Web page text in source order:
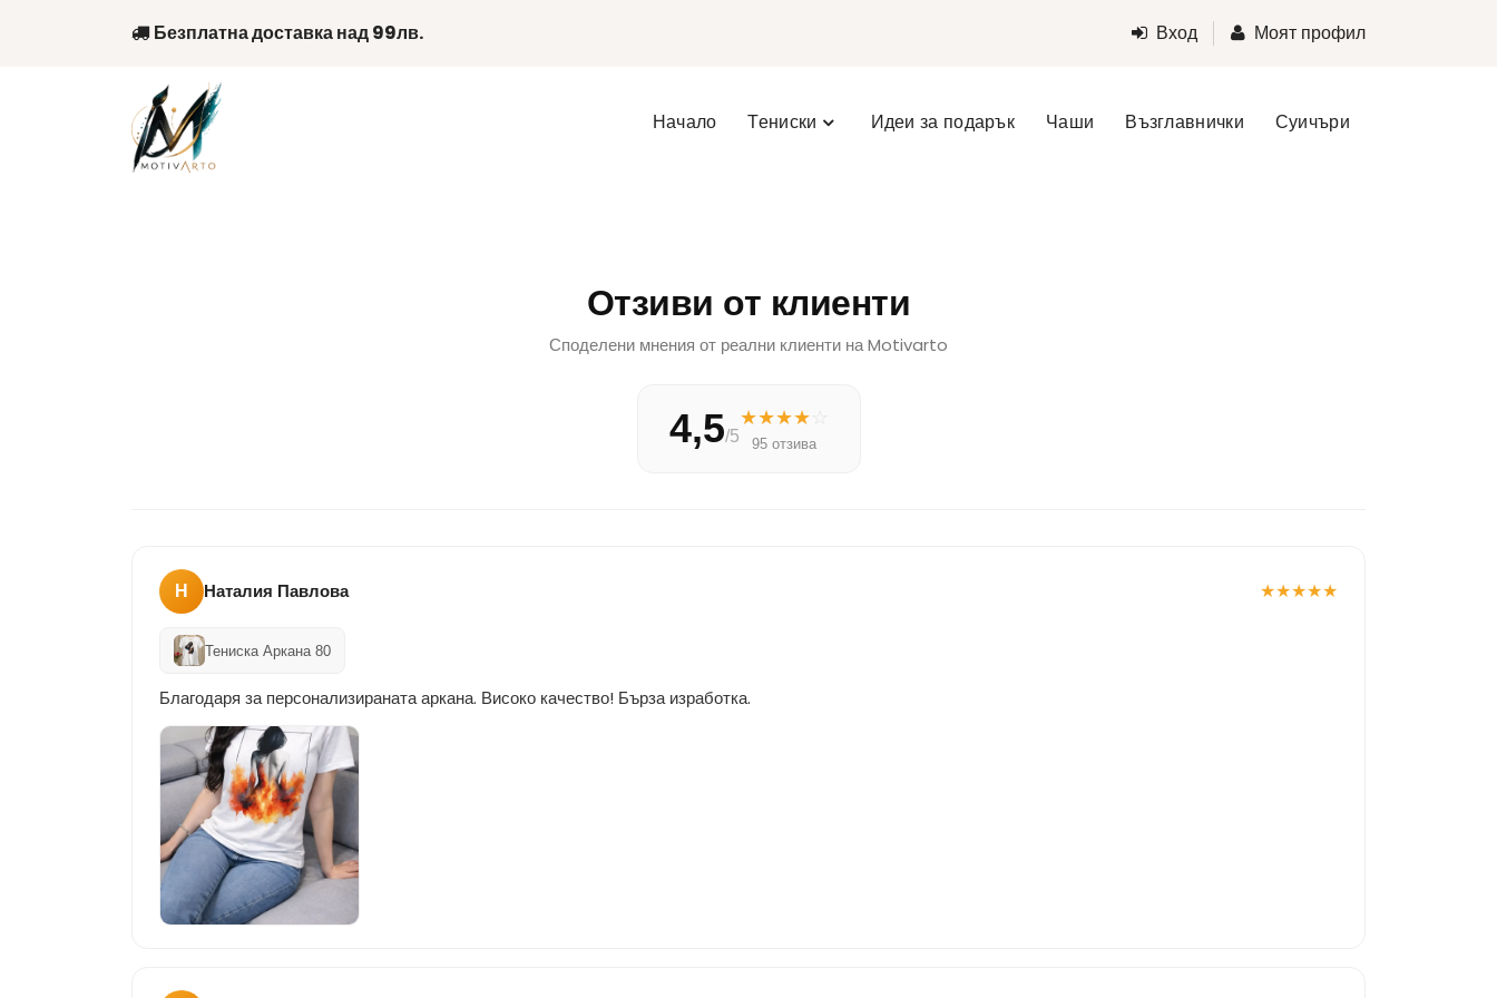
Безплатна доставка над 99лв. Вход Моят профил
Начало Тениски Идеи за подарък Чаши Възглавнички Суичъри
Отзиви от клиенти
Споделени мнения от реални клиенти на Motivarto
4,5/5
★★★★☆
95 отзива
Н Наталия Павлова ★★★★★
Тениска Аркана 80
Благодаря за персонализираната аркана. Високо качество! Бърза изработка.